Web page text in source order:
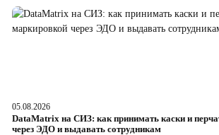
05.08.2026
DataMatrix на СИЗ: как принимать каски и
через ЭДО и выдавать сотрудникам